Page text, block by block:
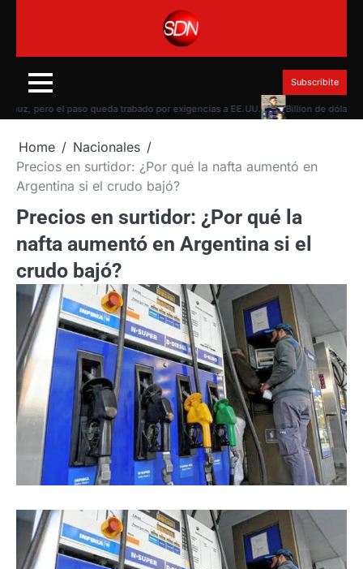
Subscribite
pero el paso queda trabado por exigencias a EE.UU. Billion de dólares de
Home
Nacionales
Precios en surtidor: ¿Por qué la nafta aumentó en
Argentina si el crudo bajó?
Precios en surtidor: ¿Por qué la
nafta aumentó en Argentina si el
crudo bajó?